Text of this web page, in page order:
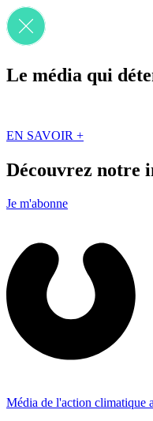
Le média qui
EN SAVOIR +
Découvrez notre
Je m'abonne
Média de l'action climatique